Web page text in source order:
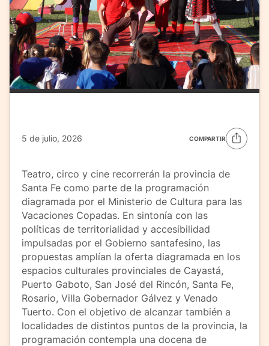
5 de julio, 2026 COMPARTIR
Teatro, circo y cine recorrerán la provincia de
Santa Fe como parte de la programación
diagramada por el Ministerio de Cultura para las
Vacaciones Copadas. En sintonía con las
políticas de territorialidad y accesibilidad
impulsadas por el Gobierno santafesino, las
propuestas amplían la oferta diagramada en los
espacios culturales provinciales de Cayastá,
Puerto Gaboto, San José del Rincón, Santa Fe,
Rosario, Villa Gobernador Gálvez y Venado
Tuerto. Con el objetivo de alcanzar también a
localidades de distintos puntos de la provincia, la
programación contempla una docena de